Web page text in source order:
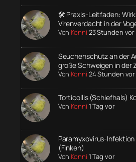
🛠️ Praxis-Leitfaden:
Virenverdacht in der
Von Konni 23 Stunden vor
Seuchenschutz an der
große Schweigen in der
Von Konni 24 Stunden vor
Torticollis (Schiefhals)
Von Konni 1 Tag vor
Paramyxovirus-
(Finken)
Von Konni 1 Tag vor